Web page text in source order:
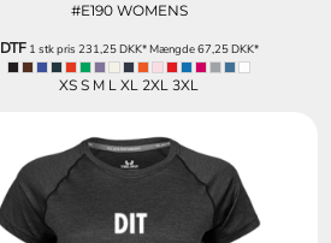
#E190 WOMENS
DTF1 stk pris 231,25DKK*Mængde67,25DKK*
XS S M L XL 2XL 3XL